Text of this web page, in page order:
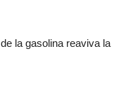
la gasolina reaviva la